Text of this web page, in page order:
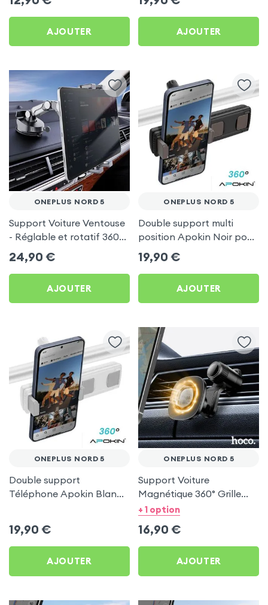
AJOUTER AJOUTER
ONEPLUS NORD 5
Support Voiture Ventouse
- Réglable et rotatif 360°
pour OnePlus Nord 5
24,90 €
AJOUTER
ONEPLUS NORD 5
Double support multi
position Apokin Noir pour
OnePlus Nord 5
19,90 €
AJOUTER
ONEPLUS NORD 5
Double support
Téléphone Apokin Blanc
et Twitch
19,90 €
AJOUTER
ONEPLUS NORD 5
Support Voiture
Magnétique 360° Grille
d'aération Hoco pour
+ 1 option
16,90 €
AJOUTER